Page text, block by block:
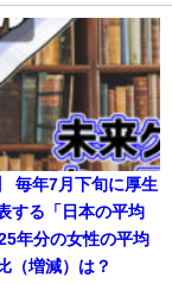
毎年7月下旬に厚生
する「日本の平均
年分の女性の平均
（増減）は？